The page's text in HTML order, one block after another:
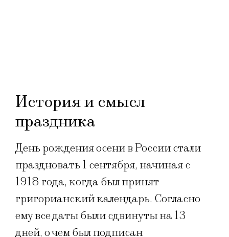
История и смысл
праздника
День рождения осени в России стали
праздновать 1 сентября, начиная с
1918 года, когда был принят
григорианский календарь. Согласно
ему все даты были сдвинуты на 13
дней, о чем был подписан